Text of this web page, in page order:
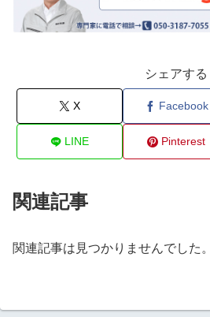
シェアする
X Facebook
LINE Pinterest
関連記事
関連記事は見つかりませんでした。